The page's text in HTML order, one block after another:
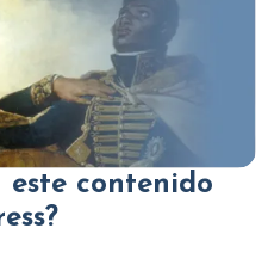
este contenido